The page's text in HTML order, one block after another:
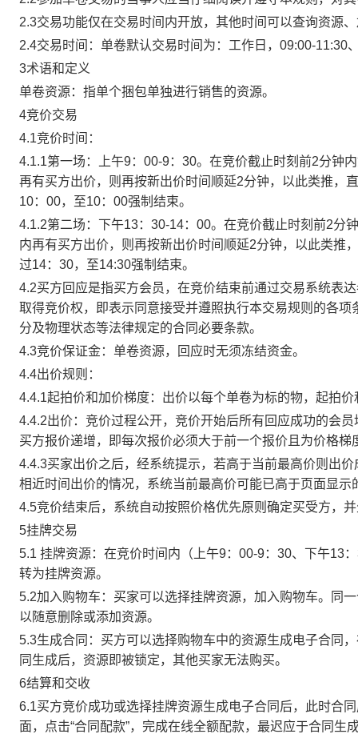
2.3交易功能仅在交易时间内开放，其他时间可以查询资源
2.4交易时间：单卷默认交易时间为：工作日，09:00-11:30
3术语和定义
单卷资源：指单个捆包单独进行销售的资源。
4竞价交易
4.1竞价时间：
4.1.1第一场：上午9：00-9：30。在竞价截止时刻前2分钟
再有买方出价，则再按新出价时间顺延2分钟，以此类推，
10：00，至10：00强制结束。
4.1.2第二场：下午13：30-14：00。在竞价截止时刻前2分
内再有买方出价，则再按新出价时间顺延2分钟，以此类推
过14：30，至14:30强制结束。
4.2买方回应是指买方会员，在竞价结束前通过交易系统表
取得竞价权，即表示同意接受并遵照执行本交易规则的各
分及物理状态等法律规定的合同必要条款。
4.3竞价保证金：单卷资源，回应时无须冻结资金。
4.4出价规则：
4.4.1起拍价和加价梯度：出价以每个单卷为标的物，起拍
4.4.2出价：竞价过程公开，竞价开始后所有回应成功的会
买方报价递增，即每次报价必须大于前一个报价且为价格
4.4.3买家出价之后，经系统提示，若高于当前最高价则出
相近时间出价的情况，系统当前最高价可能已高于页面显示
4.5竞价结束后，系统自动按照价格优先原则确定买受方，
5挂牌交易
5.1 挂牌资源：在竞价时间内（上午9：00-9：30、下午13
转为挂牌资源。
5.2加入购物车：买家可以选择挂牌资源，加入购物车。同
以随意删除或添加资源。
5.3生成合同：买方可以选择购物车中的资源生成电子合同
同生成后，资源即被锁定，其他买家无法购买。
6结算和交收
6.1买方竞价成功或选择挂牌资源生成电子合同后，此时合
面，点击“合同配款”，完成在线全额配款，最迟应于合同